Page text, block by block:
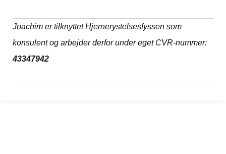
Joachim er tilknyttet Hjernerystelsesfyssen som
konsulent og arbejder derfor under eget CVR-nummer:
43347942